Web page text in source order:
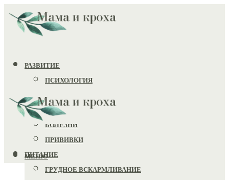
РАЗВИТИЕ
ПСИХОЛОГИЯ
ИГРУШКИ
ЗДОРОВЬЕ
БОЛЕЗНИ
ПРИВИВКИ
ПИТАНИЕ
ГРУДНОЕ ВСКАРМЛИВАНИЕ
МЕНЮ